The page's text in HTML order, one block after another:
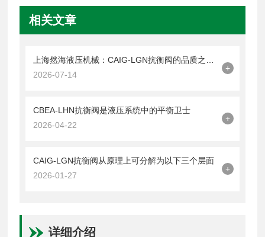
相关文章
2026-07-14
+
CBEA-LHN抗衡阀是液压系统中的平衡卫士
2026-04-22
+
CAIG-LGN抗衡阀从原理上可分解为以下三个层面
2026-01-27
+
详细介绍